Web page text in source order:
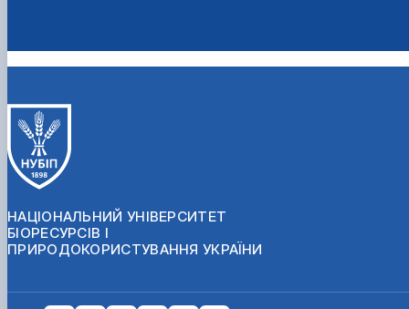
НАЦІОНАЛЬНИЙ УНІВЕРСИТЕТ
БІОРЕСУРСІВ І
ПРИРОДОКОРИСТУВАННЯ УКРАЇНИ